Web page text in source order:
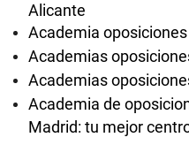
Alicante
Academia
Academias
Academias
Academia de
Madrid: tu mejor